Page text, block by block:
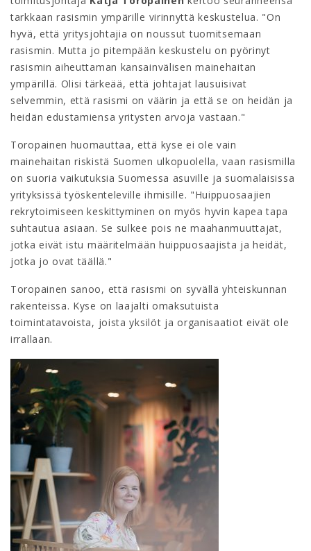
tarkkaan rasismin ympärille virinnyttä keskustelua. "On
hyvä, että yritysjohtajia on noussut tuomitsemaan
rasismin. Mutta jo pitempään keskustelu on pyörinyt
rasismin aiheuttaman kansainvälisen mainehaitan
ympärillä. Olisi tärkeää, että johtajat lausuisivat
selvemmin, että rasismi on väärin ja että se on heidän ja
heidän edustamiensa yritysten arvoja vastaan."
Toropainen huomauttaa, että kyse ei ole vain
mainehaitan riskistä Suomen ulkopuolella, vaan rasismilla
on suoria vaikutuksia Suomessa asuville ja suomalaisissa
yrityksissä työskenteleville ihmisille. "Huippuosaajien
rekrytoimiseen keskittyminen on myös hyvin kapea tapa
suhtautua asiaan. Se sulkee pois ne maahanmuuttajat,
jotka eivät istu määritelmään huippuosaajista ja heidät,
jotka jo ovat täällä."
Toropainen sanoo, että rasismi on syvällä yhteiskunnan
rakenteissa. Kyse on laajalti omaksutuista
toimintatavoista, joista yksilöt ja organisaatiot eivät ole
irrallaan.